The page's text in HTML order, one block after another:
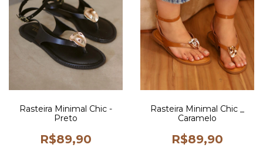
Rasteira Minimal Chic -
Preto
R$89,90
Rasteira Minimal Chic _
Caramelo
R$89,90